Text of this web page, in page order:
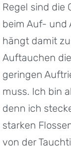
Regel sind die
beim Auf- und
hängt damit
Auftauchen
geringen
muss. Ich bin
denn ich
starken
von der